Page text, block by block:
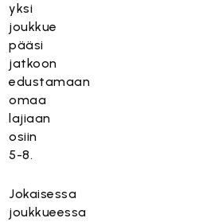
yksi
joukkue
pääsi
jatkoon
edustamaan
omaa
lajiaan
osiin
5-8.
Jokaisessa
joukkueessa